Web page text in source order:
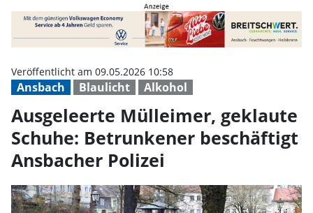
Ausgeleerte Mülleimer,
Ansbach Blaulicht Alkohol
Veröffentlicht am 09.05.2026 10:58
Ausgeleerte Mülleimer, geklaute
Schuhe: Betrunkener beschäftigt
Ansbacher Polizei